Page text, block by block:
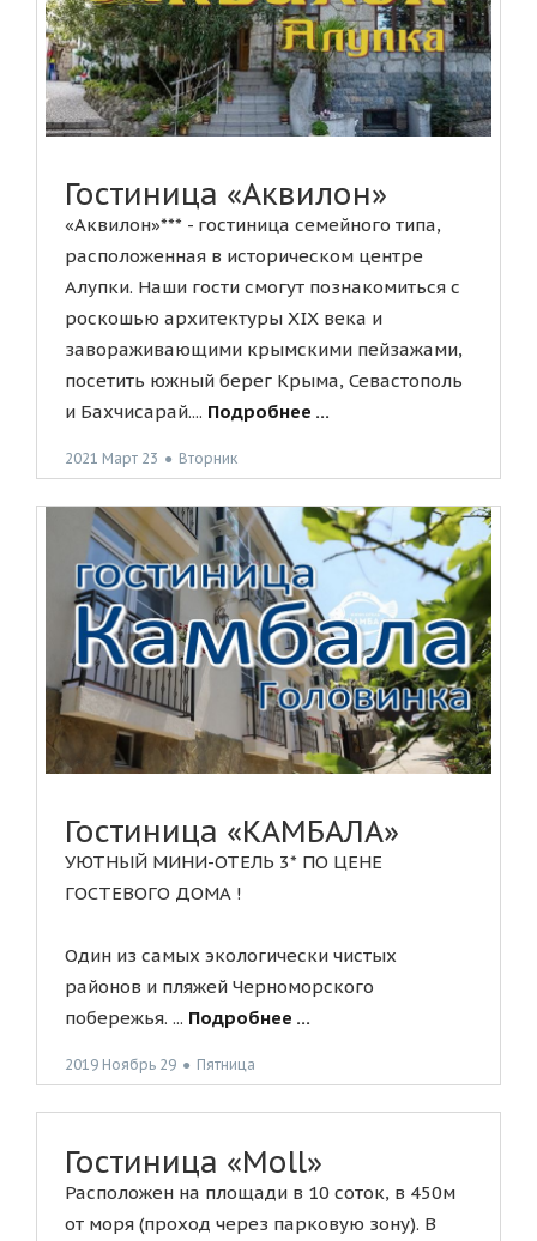
Гостиница «Аквилон»
«Аквилон»*** - гостиница семейного типа,
расположенная в историческом центре
Алупки. Наши гости смогут познакомиться с
роскошью архитектуры XIX века и
завораживающими крымскими пейзажами,
посетить южный берег Крыма, Севастополь
и Бахчисарай.... Подробнее ...
2021 Март 23 ● Вторник
Гостиница «КАМБАЛА»
УЮТНЫЙ МИНИ-ОТЕЛЬ 3* ПО ЦЕНЕ
ГОСТЕВОГО ДОМА !
Один из самых экологически чистых
районов и пляжей Черноморского
побережья. ... Подробнее ...
2019 Ноябрь 29 ● Пятница
Гостиница «Moll»
Расположен на площади в 10 соток, в 450м
от моря (проход через парковую зону). В